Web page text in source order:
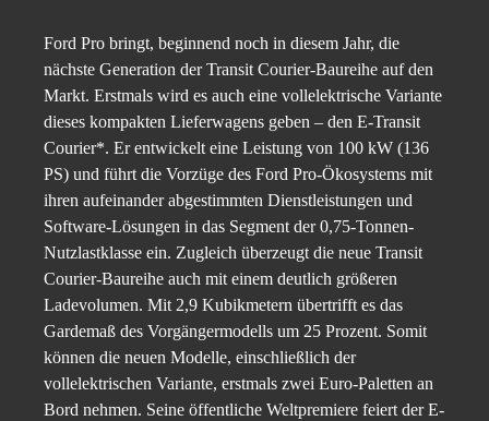
Ford Pro bringt, beginnend noch in diesem Jahr, die
nächste Generation der Transit Courier-Baureihe auf den
Markt. Erstmals wird es auch eine vollelektrische Variante
dieses kompakten Lieferwagens geben – den E-Transit
Courier*. Er entwickelt eine Leistung von 100 kW (136
PS) und führt die Vorzüge des Ford Pro-Ökosystems mit
ihren aufeinander abgestimmten Dienstleistungen und
Software-Lösungen in das Segment der 0,75-Tonnen-
Nutzlastklasse ein. Zugleich überzeugt die neue Transit
Courier-Baureihe auch mit einem deutlich größeren
Ladevolumen. Mit 2,9 Kubikmetern übertrifft es das
Gardemaß des Vorgängermodells um 25 Prozent. Somit
können die neuen Modelle, einschließlich der
vollelektrischen Variante, erstmals zwei Euro-Paletten an
Bord nehmen. Seine öffentliche Weltpremiere feiert der E-